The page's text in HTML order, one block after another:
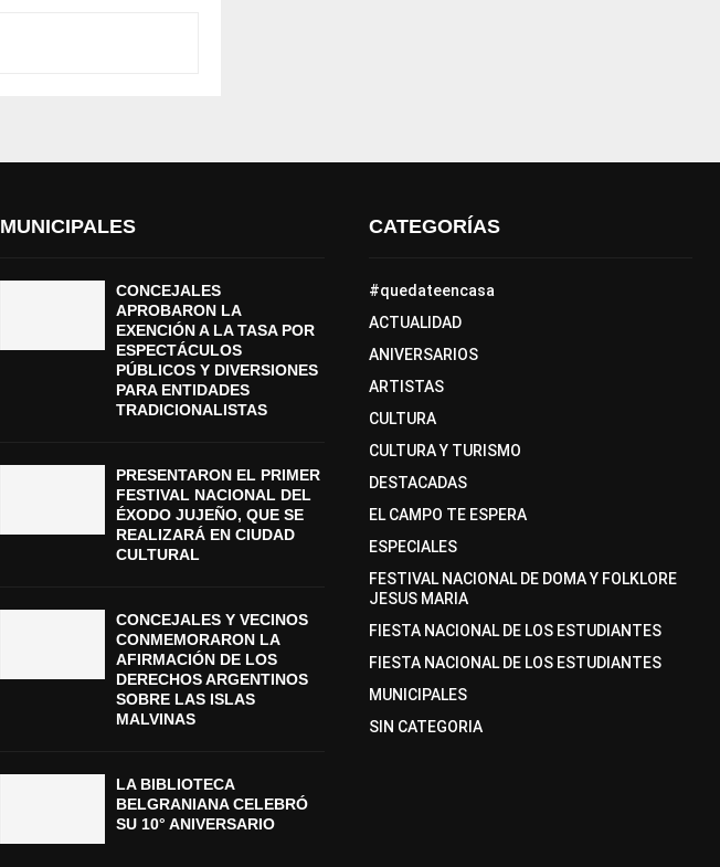
MUNICIPALES
CONCEJALES
APROBARON LA
EXENCIÓN A LA TASA POR
ESPECTÁCULOS
PÚBLICOS Y DIVERSIONES
PARA ENTIDADES
TRADICIONALISTAS
PRESENTARON EL PRIMER
FESTIVAL NACIONAL DEL
ÉXODO JUJEÑO, QUE SE
REALIZARÁ EN CIUDAD
CULTURAL
CONCEJALES Y VECINOS
CONMEMORARON LA
AFIRMACIÓN DE LOS
DERECHOS ARGENTINOS
SOBRE LAS ISLAS
MALVINAS
LA BIBLIOTECA
BELGRANIANA CELEBRÓ
SU 10° ANIVERSARIO
CATEGORÍAS
#quedateencasa
ACTUALIDAD
ANIVERSARIOS
ARTISTAS
CULTURA
CULTURA Y TURISMO
DESTACADAS
EL CAMPO TE ESPERA
ESPECIALES
FESTIVAL NACIONAL DE DOMA Y FOLKLORE
JESUS MARIA
FIESTA NACIONAL DE LOS ESTUDIANTES
FIESTA NACIONAL DE LOS ESTUDIANTES
MUNICIPALES
SIN CATEGORIA